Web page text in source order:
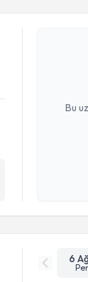
Bu
Prof. Dr.
Kişisel
6
Per